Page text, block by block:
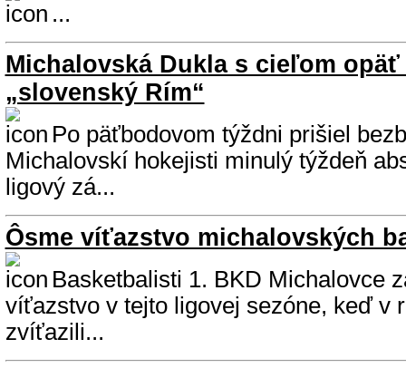
...
Michalovská Dukla s cieľom
„slovenský Rím“
Po päťbodovom týždni prišiel
Michalovskí hokejisti minulý týždeň
ligový zá...
Ôsme víťazstvo michalovských
Basketbalisti 1. BKD Michalovce
víťazstvo v tejto ligovej sezóne, keď v
zvíťazili...